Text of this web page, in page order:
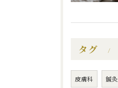
タグ
皮膚科 鍼灸